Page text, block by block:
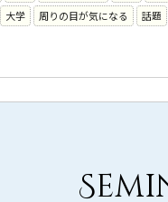
大学 周りの目が気になる 話題